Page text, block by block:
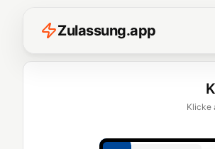
Zulassung.app
Klicke